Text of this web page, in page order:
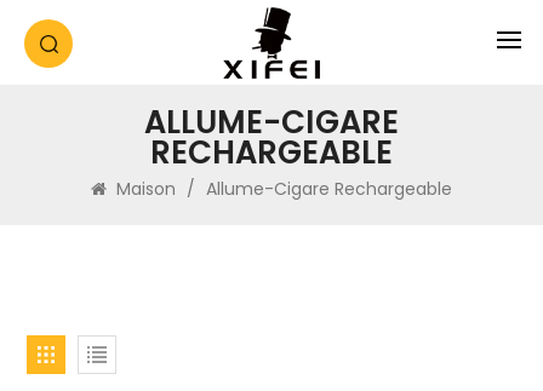
ALLUME-CIGARE
RECHARGEABLE
Maison / Allume-Cigare Rechargeable